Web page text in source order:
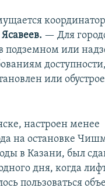
координатор
— Для
подземном или
или
настроен менее
на остановке
в Казани, был
дня, когда
пользоваться